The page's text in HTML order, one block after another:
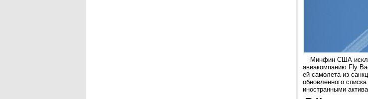
Минфин США
авиакомпанию Fly
ей самолета из
обновленного
иностранными